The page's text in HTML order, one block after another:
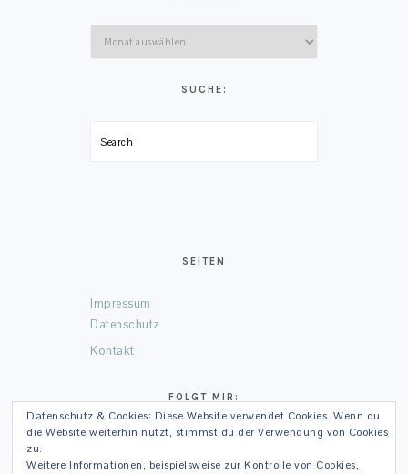
Datenschutz & Cookies: Diese Website verwendet Cookies. Wenn du
die Website weiterhin nutzt, stimmst du der Verwendung von Cookies
zu.
Weitere Informationen, beispielsweise zur Kontrolle von Cookies,
SUCHE:
Search
SEITEN
Impressum
Datenschutz
Kontakt
FOLGT MIR:
Facebook
Instagram
Pinterest
LinkedIn
Google+